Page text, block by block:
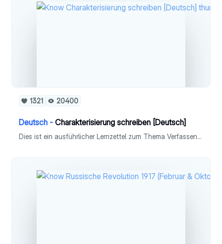
1321 20400
Deutsch - Charakterisierung schreiben [Deutsch]
Dies ist ein ausführlicher Lernzettel zum Thema Verfassen einer Charakterisierung in Fach Deutsch (Leistungskurs).